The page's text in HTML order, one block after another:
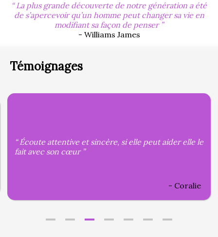
La plus grande découverte de notre génération a été
de s’apercevoir qu’un homme peut changer sa vie en
modifiant sa façon de penser
- Williams James
Témoignages
Écoute attentive et sincère, si elle peut aider elle le
fait avec son cœur
Coralie